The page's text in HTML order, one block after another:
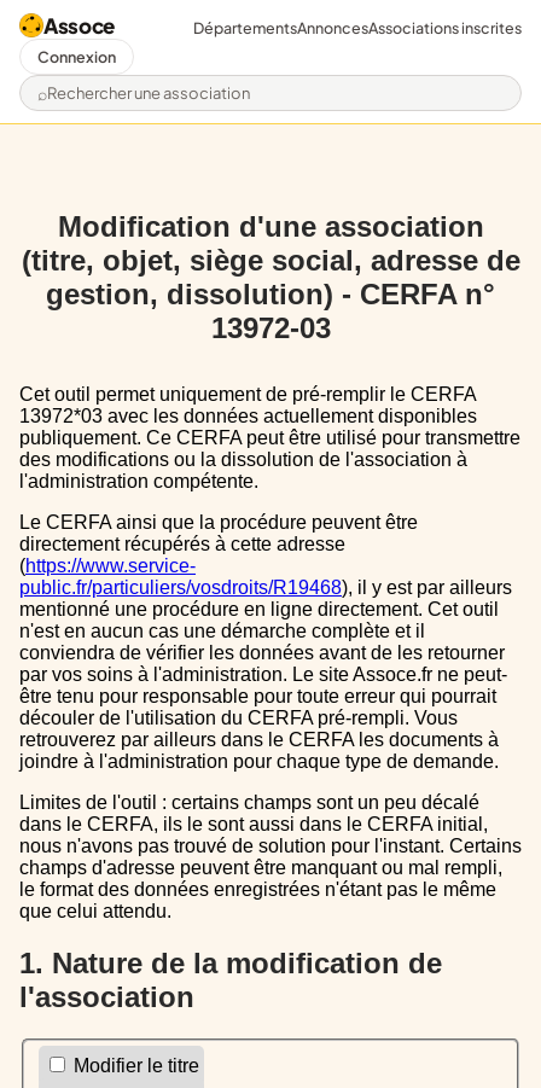
Assoce
Rechercher une association
DépartementsAnnoncesAssociations inscrites
Connexion
Modification d'une association
(titre, objet, siège social, adresse de
gestion, dissolution) - CERFA n°
13972-03
Cet outil permet uniquement de pré-remplir le CERFA
13972*03 avec les données actuellement disponibles
publiquement. Ce CERFA peut être utilisé pour transmettre
des modifications ou la dissolution de l'association à
l'administration compétente.
Le CERFA ainsi que la procédure peuvent être
directement récupérés à cette adresse
(https://www.service-
public.fr/particuliers/vosdroits/R19468), il y est par ailleurs
mentionné une procédure en ligne directement. Cet outil
n'est en aucun cas une démarche complète et il
conviendra de vérifier les données avant de les retourner
par vos soins à l'administration. Le site Assoce.fr ne peut-
être tenu pour responsable pour toute erreur qui pourrait
découler de l'utilisation du CERFA pré-rempli. Vous
retrouverez par ailleurs dans le CERFA les documents à
joindre à l'administration pour chaque type de demande.
Limites de l'outil : certains champs sont un peu décalé
dans le CERFA, ils le sont aussi dans le CERFA initial,
nous n'avons pas trouvé de solution pour l'instant. Certains
champs d'adresse peuvent être manquant ou mal rempli,
le format des données enregistrées n'étant pas le même
que celui attendu.
1. Nature de la modification de
l'association
Modifier le titre